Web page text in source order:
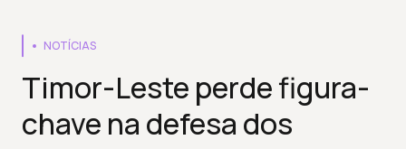
NOTÍCIAS
Timor-Leste perde figura-
chave na defesa dos